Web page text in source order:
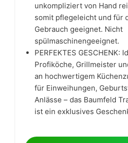
unkompliziert von Hand
somit pflegeleicht und für
Gebrauch geeignet. Nicht
spülmaschinengeeignet.
PERFEKTES GESCHENK:
Profiköche, Grillmeister
an hochwertigem
für Einweihungen,
Anlässe – das Baumfeld
ist ein exklusives